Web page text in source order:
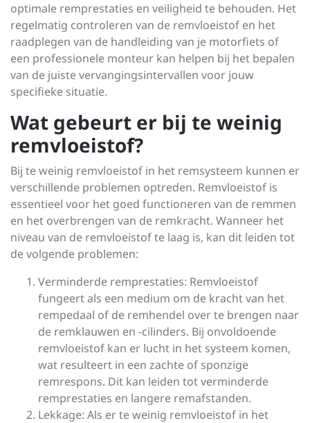
optimale remprestaties en veiligheid te behouden. Het
regelmatig controleren van de remvloeistof en het
raadplegen van de handleiding van je motorfiets of
een professionele monteur kan helpen bij het bepalen
van de juiste vervangingsintervallen voor jouw
specifieke situatie.
Wat gebeurt er bij te weinig
remvloeistof?
Bij te weinig remvloeistof in het remsysteem kunnen er
verschillende problemen optreden. Remvloeistof is
essentieel voor het goed functioneren van de remmen
en het overbrengen van de remkracht. Wanneer het
niveau van de remvloeistof te laag is, kan dit leiden tot
de volgende problemen:
Verminderde remprestaties: Remvloeistof
fungeert als een medium om de kracht van het
rempedaal of de remhendel over te brengen naar
de remklauwen en -cilinders. Bij onvoldoende
remvloeistof kan er lucht in het systeem komen,
wat resulteert in een zachte of sponzige
remrespons. Dit kan leiden tot verminderde
remprestaties en langere remafstanden.
Lekkage: Als er te weinig remvloeistof in het